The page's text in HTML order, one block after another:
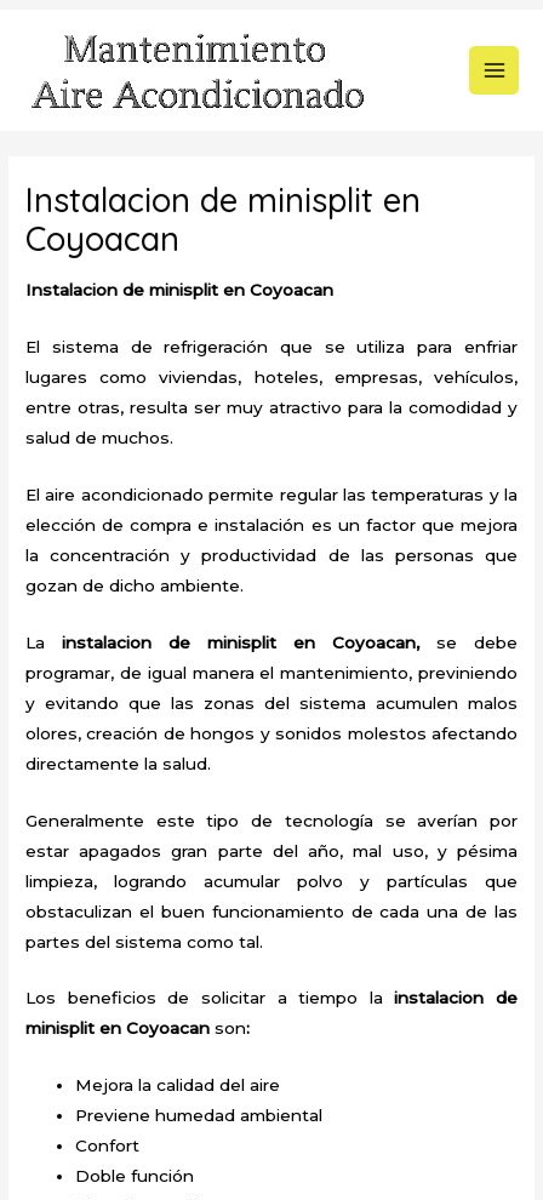
contenido
Instalacion de minisplit en
Coyoacan
Instalacion de minisplit en Coyoacan
El sistema de refrigeración que se utiliza para enfriar
lugares como viviendas, hoteles, empresas, vehículos,
entre otras, resulta ser muy atractivo para la comodidad y
salud de muchos.
El aire acondicionado permite regular las temperaturas y la
elección de compra e instalación es un factor que mejora
la concentración y productividad de las personas que
gozan de dicho ambiente.
Lainstalacion de minisplit en Coyoacan,se debe
programar, de igual manera el mantenimiento, previniendo
y evitando que las zonas del sistema acumulen malos
olores, creación de hongos y sonidos molestos afectando
directamente la salud.
Generalmente este tipo de tecnología se averían por
estar apagados gran parte del año, mal uso, y pésima
limpieza, logrando acumular polvo y partículas que
obstaculizan el buen funcionamiento de cada una de las
partes del sistema como tal.
Los beneficios de solicitar a tiempo lainstalacion de
minisplit en Coyoacanson:
Mejora la calidad del aire
Previene humedad ambiental
Confort
Doble función